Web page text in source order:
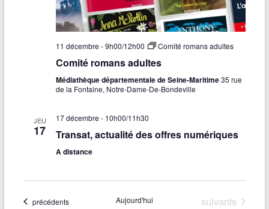
11 décembre - 9h00/12h00 Comité romans adultes
Comité romans adultes
Médiathèque départementale de Seine-Maritime35 rue
de la Fontaine, Notre-Dame-De-Bondeville
JEU
17
17 décembre - 10h00/11h30
Transat, actualité des offres numériques
A distance
Évènements
précédents Aujourd'hui Évènements
suivants